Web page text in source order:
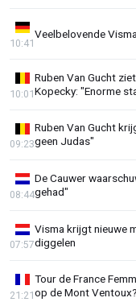
Veelbelovende
10:41
Ruben Van Gucht
Kopecky: "Enorme
10:01
Ruben Van Gucht
geen Judas"
09:23
De Cauwer
gehad"
08:44
Visma krijgt nieuwe
diggelen
07:57
Tour de France
op de Mont Ventoux?
21:21